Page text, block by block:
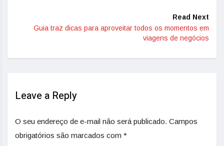
Read Next
Guia traz dicas para aproveitar todos os momentos em
viagens de negócios
Leave a Reply
O seu endereço de e-mail não será publicado. Campos
obrigatórios são marcados com *